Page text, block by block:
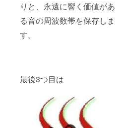
りと、永遠に響く価値があ
る音の周波数帯を保存しま
す。
最後3つ目は